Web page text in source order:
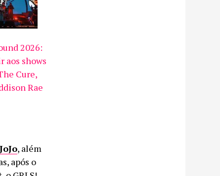
2026:
aos shows
Cure,
Rae
JoJo, além
após o